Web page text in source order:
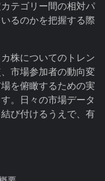
テゴリー間の相対パ
るのかを把握する際
株についてのトレン
市場参加者の動向変
を俯瞰するための実
。日々の市場データ
び付けるうえで、有